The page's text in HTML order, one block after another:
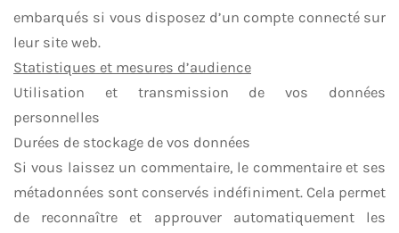
embarqués si vous disposez d’un compte connecté sur
leur site web.
Statistiques et mesures d’audience
Utilisation et transmission de vos données
personnelles
Durées de stockage de vos données
Si vous laissez un commentaire, le commentaire et ses
métadonnées sont conservés indéfiniment. Cela permet
de reconnaître et approuver automatiquement les